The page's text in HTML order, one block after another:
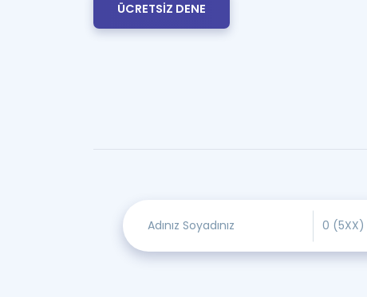
ÜCRETSİZ DENE